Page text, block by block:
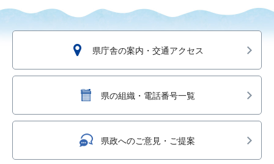
県庁舎の案内・交通アクセス
県の組織・電話番号一覧
県政へのご意見・ご提案